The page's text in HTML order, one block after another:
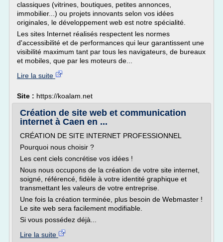
classiques (vitrines, boutiques, petites annonces,
immobilier...) ou projets innovants selon vos idées
originales, le développement web est notre spécialité.
Les sites Internet réalisés respectent les normes
d'accessibilité et de performances qui leur garantissent une
visibilité maximum tant par tous les navigateurs, de bureaux
et mobiles, que par les moteurs de...
Lire la suite
Site : https://koalam.net
Création de site web et communication
internet à Caen en ...
CRÉATION DE SITE INTERNET PROFESSIONNEL
Pourquoi nous choisir ?
Les cent ciels concrétise vos idées !
Nous nous occupons de la création de votre site internet,
soigné, référencé, fidèle à votre identité graphique et
transmettant les valeurs de votre entreprise.
Une fois la création terminée, plus besoin de Webmaster !
Le site web sera facilement modifiable.
Si vous possédez déjà...
Lire la suite